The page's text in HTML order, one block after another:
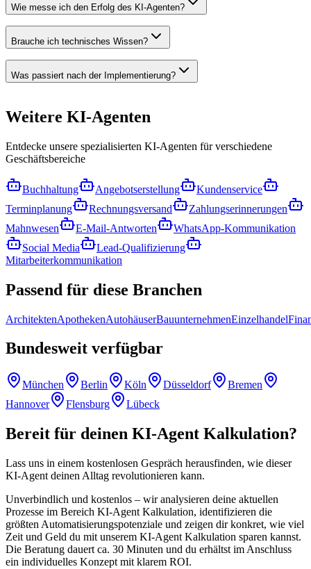
Wie messe ich den Erfolg des KI-Agenten?
Brauche ich technisches Wissen?
Was passiert nach der Implementierung?
Weitere KI-Agenten
Entdecke unsere spezialisierten KI-Agenten für verschiedene
Geschäftsbereiche
Buchhaltung Angebotserstellung
Kundenservice
Terminplanung
Rechnungsversand
Zahlungserinnerungen
Mahnwesen
E-Mail-Antworten
WhatsApp-Kommunikation
Social Media
Lead-Qualifizierung
Mitarbeiterkommunikation
Passend für diese Branchen
ArchitektenApothekenAutohäuserBauunternehmenEinzelhandel
Bundesweit verfügbar
München Berlin Köln Düsseldorf
Bremen
Hannover
Flensburg Lübeck
Bereit für deinen KI-Agent Kalkulation?
Lass uns in einem kostenlosen Gespräch herausfinden, wie dieser
KI-Agent deinen Alltag revolutionieren kann.
Unverbindlich und kostenlos – wir analysieren deine aktuellen
Prozesse im Bereich KI-Agent Kalkulation, identifizieren die
größten Automatisierungspotenziale und zeigen dir konkret, wie viel
Zeit und Geld du mit unserem KI-Agent Kalkulation sparen kannst.
Die Beratung dauert ca. 30 Minuten und du erhältst im Anschluss
ein individuelles Konzept mit klarem ROI.